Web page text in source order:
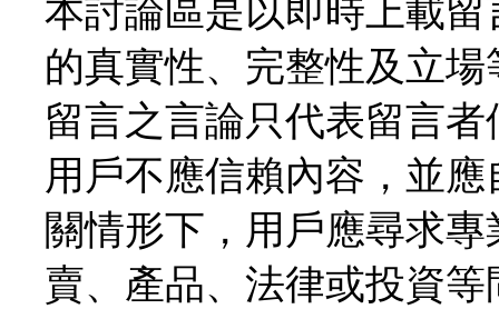
本討論區是以即時上載
的真實性、完整性及立
留言之言論只代表留言
用戶不應信賴內容，並
關情形下，用戶應尋求
賣、產品、法律或投資